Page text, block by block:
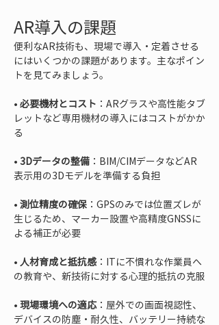
AR導入の課題
便利なAR技術も、現場で導入・定着させる
にはいくつかの課題があります。主なポイン
トを見てみましょう。
• 必要機材とコスト ：ARグラスや高性能タブ
レットなど専用機材の導入にはコストがかか
• 3Dデータの整備 ：BIM/CIMデータなどAR
• 測位精度の確保 ：GPSのみでは位置ズレが
生じるため、マーカー設置や高精度GNSSに
• 人材育成と抵抗感：ITに不慣れな作業員へ
• 現場環境への適応：屋外での画面視認性、
デバイスの防塵・耐久性、バッテリー持続な